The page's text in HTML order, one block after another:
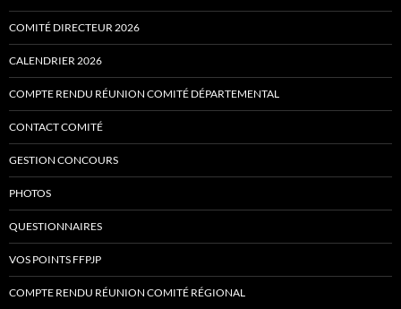
COMITÉ DIRECTEUR 2026
CALENDRIER 2026
COMPTE RENDU RÉUNION COMITÉ DÉPARTEMENTAL
CONTACT COMITÉ
GESTION CONCOURS
PHOTOS
QUESTIONNAIRES
VOS POINTS FFPJP
COMPTE RENDU RÉUNION COMITÉ RÉGIONAL